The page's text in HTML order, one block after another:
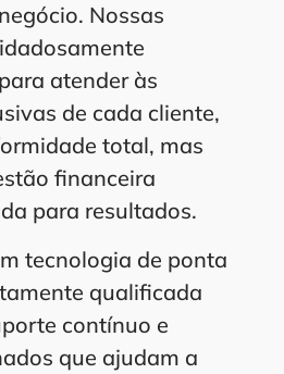
Nossas
atender às
de cada cliente,
total, mas
financeira
para resultados.
tecnologia de ponta
qualificada
contínuo e
que ajudam a